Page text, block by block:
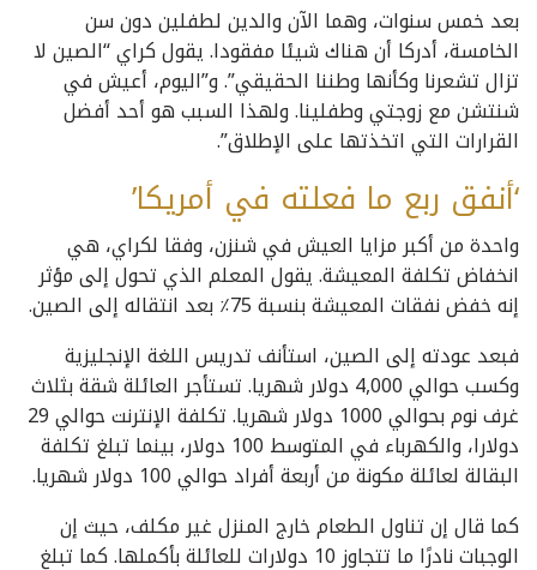
بعد خمس سنوات، وهما الآن والدين لطفلين دون سن
الخامسة، أدركا أن هناك شيئا مفقودا. يقول كراي “الصين لا
تزال تشعرنا وكأنها وطننا الحقيقي”. و”اليوم، أعيش في
شنتشن مع زوجتي وطفلينا. ولهذا السبب هو أحد أفضل
القرارات التي اتخذتها على الإطلاق”.
‘أنفق ربع ما فعلته في أمريكا’
واحدة من أكبر مزايا العيش في شنزن، وفقا لكراي، هي
انخفاض تكلفة المعيشة. يقول المعلم الذي تحول إلى مؤثر
إنه خفض نفقات المعيشة بنسبة 75٪ بعد انتقاله إلى الصين.
فبعد عودته إلى الصين، استأنف تدريس اللغة الإنجليزية
وكسب حوالي 4,000 دولار شهريا. تستأجر العائلة شقة بثلاث
غرف نوم بحوالي 1000 دولار شهريا. تكلفة الإنترنت حوالي 29
دولارا، والكهرباء في المتوسط 100 دولار، بينما تبلغ تكلفة
البقالة لعائلة مكونة من أربعة أفراد حوالي 100 دولار شهريا.
كما قال إن تناول الطعام خارج المنزل غير مكلف، حيث إن
الوجبات نادرًا ما تتجاوز 10 دولارات للعائلة بأكملها. كما تبلغ